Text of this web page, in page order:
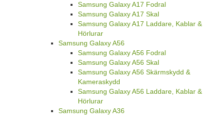
Samsung Galaxy A17 Fodral
Samsung Galaxy A17 Skal
Samsung Galaxy A17 Laddare, Kablar &
Hörlurar
Samsung Galaxy A56
Samsung Galaxy A56 Fodral
Samsung Galaxy A56 Skal
Samsung Galaxy A56 Skärmskydd &
Kameraskydd
Samsung Galaxy A56 Laddare, Kablar &
Hörlurar
Samsung Galaxy A36